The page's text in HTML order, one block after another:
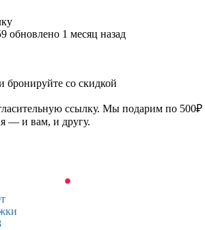
обновлено 1 месяц назад
бронируйте со скидкой
ссылку. Мы подарим по 500₽
— и вам, и другу.